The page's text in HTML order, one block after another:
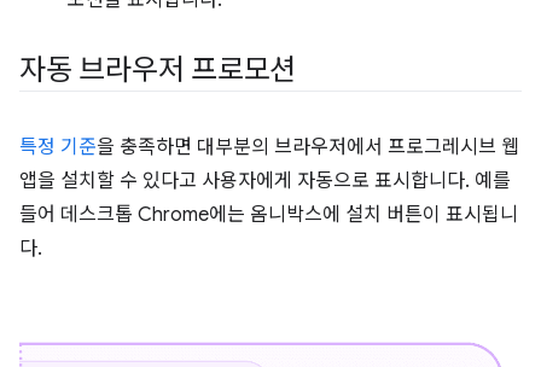
자동 브라우저 프로모션
특정 기준을 충족하면 대부분의 브라우저에서 프로그레시브 웹
앱을 설치할 수 있다고 사용자에게 자동으로 표시합니다. 예를
들어 데스크톱 Chrome에는 옴니박스에 설치 버튼이 표시됩니
다.